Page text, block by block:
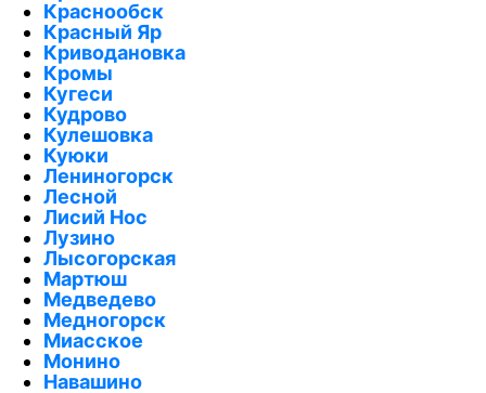
Краснообск
Красный Яр
Криводановка
Кромы
Кугеси
Кудрово
Кулешовка
Куюки
Лениногорск
Лесной
Лисий Нос
Лузино
Лысогорская
Мартюш
Медведево
Медногорск
Миасское
Монино
Навашино